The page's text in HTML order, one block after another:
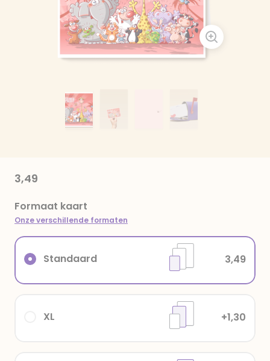
3,49
Formaat kaart
Onze verschillende formaten
XL +1,30
Standaard 3,49